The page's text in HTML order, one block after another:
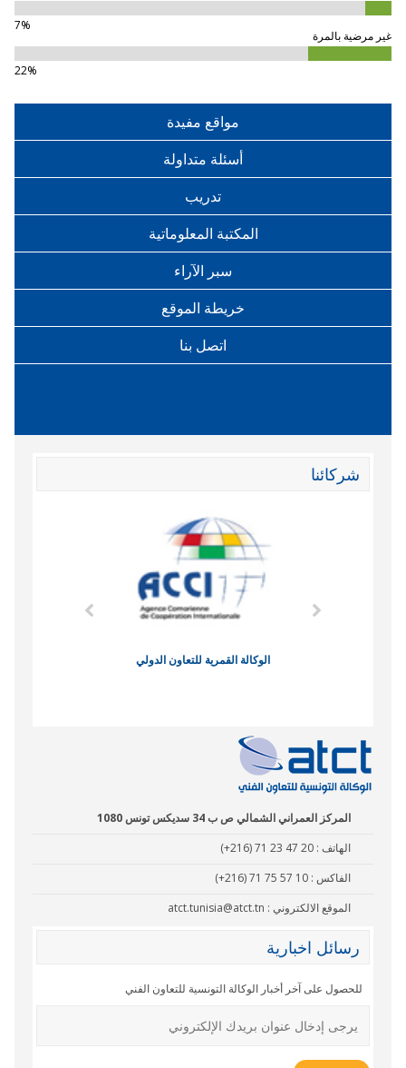
7%
غير مرضية بالمرة
22%
مواقع مفيدة
أسئلة متداولة
تدريب
المكتبة المعلوماتية
سبر الآراء
خريطة الموقع
اتصل بنا
شركائنا
الوكالة القمرية للتعاون الدولي
المركز العمراني الشمالي ص ب 34 سديكس تونس 1080
الهاتف : (+216) 71 23 47 20
الفاكس : (+216) 71 75 57 10
الموقع الالكتروني : atct.tunisia@atct.tn
رسائل اخبارية
للحصول على آخر أخبار الوكالة التونسية للتعاون الفني